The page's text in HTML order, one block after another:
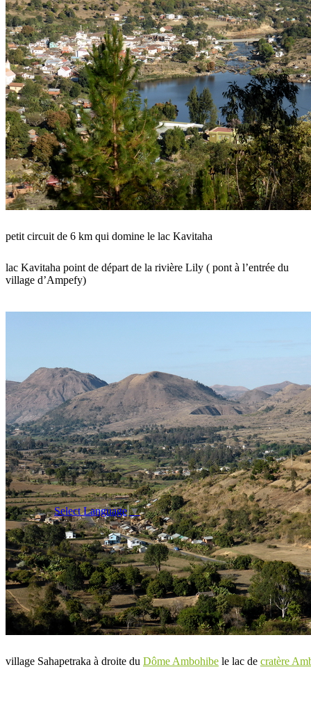
Select Language▼
petit circuit de 6 km qui domine le lac Kavitaha
lac Kavitaha point de départ de la rivière Lily ( pont à l’entrée du
village d’Ampefy)
village Sahapetraka à droite du Dôme Ambohibe le lac de cratère